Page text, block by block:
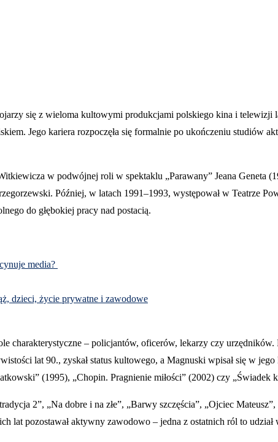
się z wieloma kultowymi produkcjami polskiego kina i telewizji
Jego kariera rozpoczęła się formalnie po ukończeniu studiów
w podwójnej roli w spektaklu „Parawany” Jeana Geneta
Później, w latach 1991–1993, występował w Teatrze
do głębokiej pracy nad postacią.
media?
dzieci, życie prywatne i zawodowe
charakterystyczne – policjantów, oficerów, lekarzy czy
lat 90., zyskał status kultowego, a Magnuski wpisał się w
(1995), „Chopin. Pragnienie miłości” (2002) czy „Świadek
2”, „Na dobre i na złe”, „Barwy szczęścia”, „Ojciec
lat pozostawał aktywny zawodowo – jedna z ostatnich ról to